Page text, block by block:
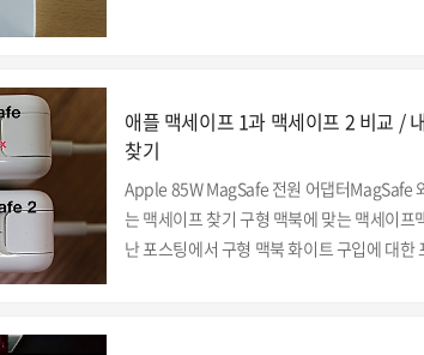
증기간 1년이 지난후의 유상 AS시에는 무시
낙 물건들을 아껴사용하는 편이라 아이폰,
로 파손시켜본적은 없지만 자체 내부의 고장
애플의 제품을 신뢰하는편이기는..
애플 맥세이프 1과 맥세이프 2 비교 /
찾기
Apple 85W MagSafe 전원 어댑터MagSafe
는 맥세이프 찾기 구형 맥북에 맞는 맥세이프
난 포스팅에서 구형 맥북 화이트 구입에 대